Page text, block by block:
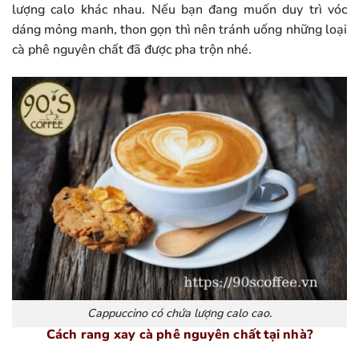
lượng calo khác nhau. Nếu bạn đang muốn duy trì vóc
dáng mỏng manh, thon gọn thì nên tránh uống những loại
cà phê nguyên chất đã được pha trộn nhé.
Cappuccino có chứa lượng calo cao.
Cách rang xay cà phê nguyên chất tại nhà?